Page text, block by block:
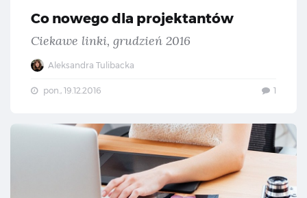
Co nowego dla projektantów
Ciekawe linki, grudzień 2016
Aleksandra Tulibacka
pon., 19.12.2016 1